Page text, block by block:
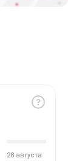
28 августа